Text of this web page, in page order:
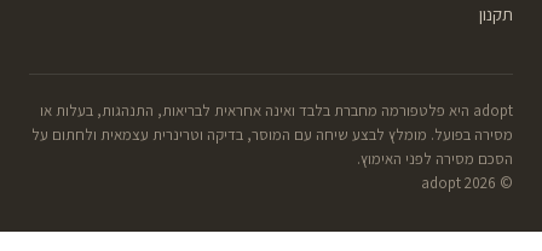
תקנון
adopt היא פלטפורמה מחברת בלבד ואינה אחראית לבריאות, התנהגות, בעלות או
מסירה בפועל. מומלץ לבצע שיחה עם המוסר, בדיקה וטרינרית עצמאית ולחתום על
הסכם מסירה לפני האימוץ.
© 2026 adopt